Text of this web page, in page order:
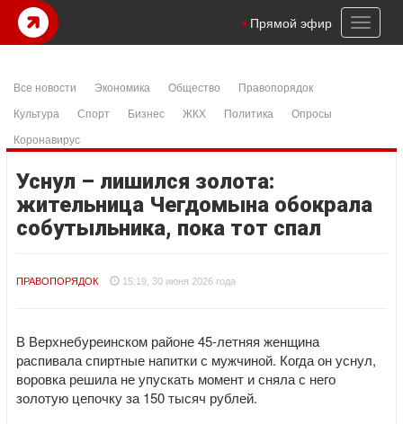
Toggle
Прямой эфир
Все новости Экономика Общество
Правопорядок
Культура
Спорт Бизнес ЖКХ Политика
Опросы
Коронавирус
Уснул – лишился золота:
жительница Чегдомына обокрала
собутыльника, пока тот спал
ПРАВОПОРЯДОК 15:19, 30 июня 2026 года
В Верхнебуреинском районе 45-летняя женщина
распивала спиртные напитки с мужчиной. Когда он уснул,
воровка решила не упускать момент и сняла с него
золотую цепочку за 150 тысяч рублей.